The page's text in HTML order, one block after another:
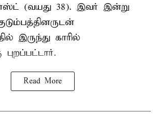
(வயது 38). இவர் இன்று
இருந்து காரில்
புறப்பட்டார்.
Read More